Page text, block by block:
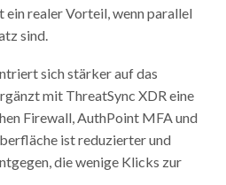
ein realer Vorteil, wenn parallel
sind.
sich stärker auf das
mit ThreatSync XDR eine
Firewall, AuthPoint MFA und
ist reduzierter und
die wenige Klicks zur